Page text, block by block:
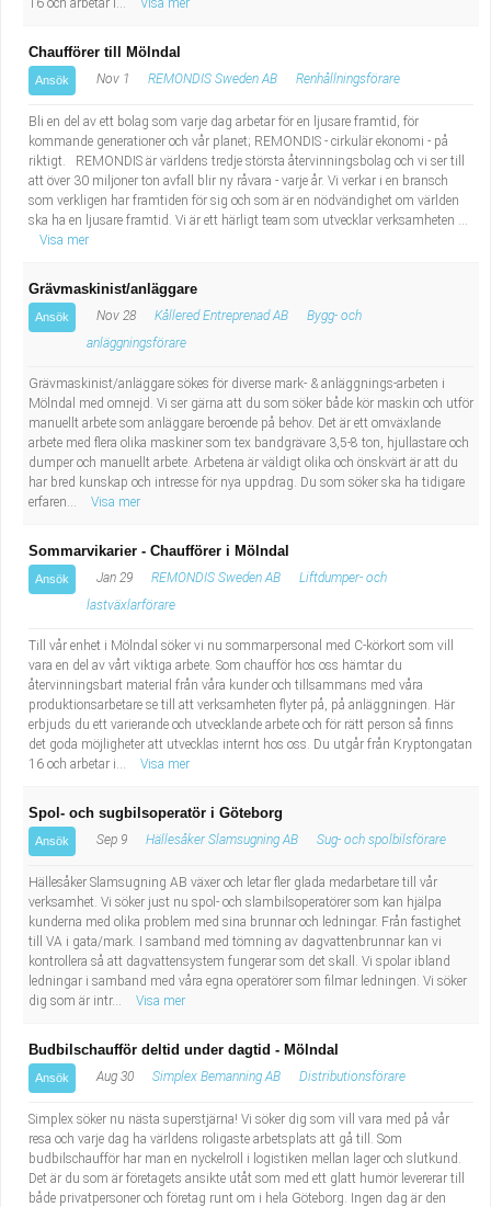
16 och arbetar i... Visa mer
Chaufförer till Mölndal
Ansök Nov 1 REMONDIS Sweden AB Renhållningsförare
Bli en del av ett bolag som varje dag arbetar för en ljusare framtid, för
kommande generationer och vår planet; REMONDIS - cirkulär ekonomi - på
riktigt. REMONDIS är världens tredje största återvinningsbolag och vi ser till
att över 30 miljoner ton avfall blir ny råvara - varje år. Vi verkar i en bransch
som verkligen har framtiden för sig och som är en nödvändighet om världen
ska ha en ljusare framtid. Vi är ett härligt team som utvecklar verksamheten ...
Visa mer
Grävmaskinist/anläggare
Ansök Nov 28 Kållered Entreprenad AB
Bygg- och
anläggningsförare
Grävmaskinist/anläggare sökes för diverse mark- & anläggnings-arbeten i
Mölndal med omnejd. Vi ser gärna att du som söker både kör maskin och utför
manuellt arbete som anläggare beroende på behov. Det är ett omväxlande
arbete med flera olika maskiner som tex bandgrävare 3,5-8 ton, hjullastare och
dumper och manuellt arbete. Arbetena är väldigt olika och önskvärt är att du
har bred kunskap och intresse för nya uppdrag. Du som söker ska ha tidigare
erfaren...
Visa mer
Sommarvikarier - Chaufförer i Mölndal
Ansök Jan 29 REMONDIS Sweden AB
Liftdumper- och
lastväxlarförare
Till vår enhet i Mölndal söker vi nu sommarpersonal med C-körkort som vill
vara en del av vårt viktiga arbete. Som chaufför hos oss hämtar du
återvinningsbart material från våra kunder och tillsammans med våra
produktionsarbetare se till att verksamheten flyter på, på anläggningen. Här
erbjuds du ett varierande och utvecklande arbete och för rätt person så finns
det goda möjligheter att utvecklas internt hos oss. Du utgår från Kryptongatan
16 och arbetar i...
Visa mer
Spol- och sugbilsoperatör i Göteborg
Ansök Sep 9 Hällesåker Slamsugning AB Sug- och spolbilsförare
Hällesåker Slamsugning AB växer och letar fler glada medarbetare till vår
verksamhet. Vi söker just nu spol- och slambilsoperatörer som kan hjälpa
kunderna med olika problem med sina brunnar och ledningar. Från fastighet
till VA i gata/mark. I samband med tömning av dagvattenbrunnar kan vi
kontrollera så att dagvattensystem fungerar som det skall. Vi spolar ibland
ledningar i samband med våra egna operatörer som filmar ledningen. Vi söker
dig som är intr...
Visa mer
Budbilschaufför deltid under dagtid - Mölndal
Ansök Aug 30 Simplex Bemanning AB Distributionsförare
Simplex söker nu nästa superstjärna! Vi söker dig som vill vara med på vår
resa och varje dag ha världens roligaste arbetsplats att gå till. Som
budbilschaufför har man en nyckelroll i logistiken mellan lager och slutkund.
Det är du som är företagets ansikte utåt som med ett glatt humör levererar till
både privatpersoner och företag runt om i hela Göteborg. Ingen dag är den